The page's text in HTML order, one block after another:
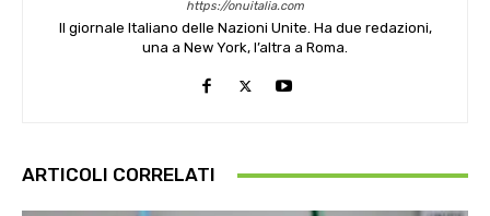
https://onuitalia.com
Il giornale Italiano delle Nazioni Unite. Ha due redazioni,
una a New York, l’altra a Roma.
ARTICOLI CORRELATI